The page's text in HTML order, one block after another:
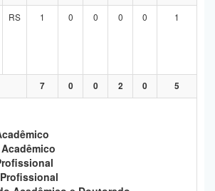
RS 1 0 0 0 0 1
7 0 0 2 0 5
Acadêmico